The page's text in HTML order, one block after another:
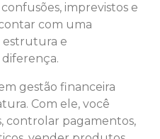
imprevistos e
com uma
estrutura e
gestão financeira
Com ele, você
controlar pagamentos,